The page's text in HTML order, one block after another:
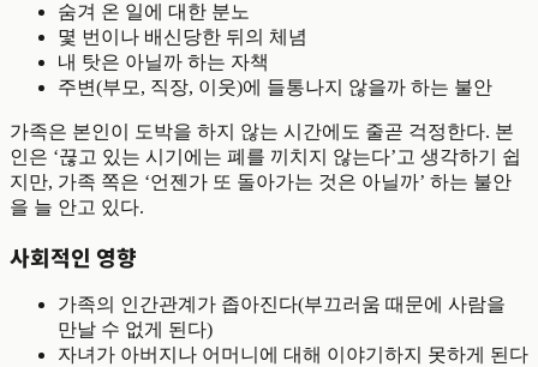
숨겨 온 일에 대한 분노
몇 번이나 배신당한 뒤의 체념
내 탓은 아닐까 하는 자책
주변(부모, 직장, 이웃)에 들통나지 않을까 하는 불안
가족은 본인이 도박을 하지 않는 시간에도 줄곧 걱정한다. 본
인은 ‘끊고 있는 시기에는 폐를 끼치지 않는다’고 생각하기 쉽
지만, 가족 쪽은 ‘언젠가 또 돌아가는 것은 아닐까’ 하는 불안
을 늘 안고 있다.
사회적인 영향
가족의 인간관계가 좁아진다(부끄러움 때문에 사람을
만날 수 없게 된다)
자녀가 아버지나 어머니에 대해 이야기하지 못하게 된다